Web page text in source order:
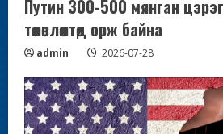
Путин 300-500 мянган
төлөвлөлтөд орж байна
admin 2026-07-28